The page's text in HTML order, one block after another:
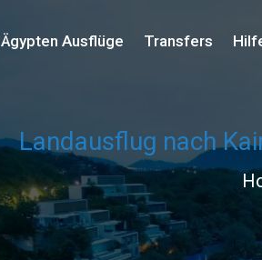
Ägypten Ausflüge Transfers
Landausflug nach